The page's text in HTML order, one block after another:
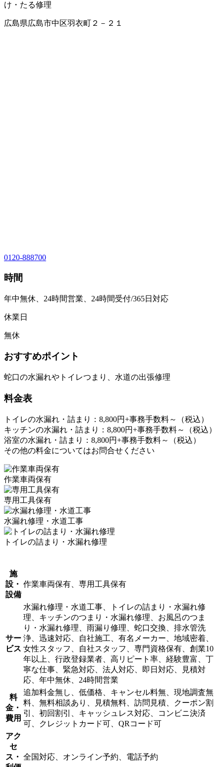
け・たる修理
広島県広島市中区羽衣町２－２１
0120-888700
時間
年中無休、24時間営業、24時間受付/365日対応
休業日
無休
おすすめポイント
蛇口の水漏れやトイレつまり、水道の出張修理
料金表
トイレの水漏れ・詰まり：8,800円+事務手数料～（税込）
キッチンの水漏れ・詰まり：8,800円+事務手数料～（税込）
浴室の水漏れ・詰まり：8,800円+事務手数料～（税込）
その他の料金についてはお問合せください
作業車両保有
専用工具保有
水漏れ修理・水道工事
トイレの詰まり・水漏れ修理
施
設・
設備
作業車両保有、専用工具保有
サー
ビス
水漏れ修理・水道工事、トイレの詰まり・水漏れ修
理、キッチンのつまり・水漏れ修理、お風呂のつま
り・水漏れ修理、雨漏り修理、蛇口交換、排水管洗
浄、迅速対応、自社施工、有名メーカー、地域密着、
女性スタッフ、自社スタッフ、専門資格保有、創業10
年以上、行政登録業者、高リピート率、経験豊富、丁
寧な仕事、緊急対応、法人対応、即日対応、見積対
応、年中無休、24時間営業
料
金・
費用
追加料金無し、低価格、キャンセル料無、現地調査無
料、無料相談あり、見積無料、訪問見積、クーポン割
引、初回割引、キャッシュレス対応、コンビニ決済
可、クレジットカード可、QRコード可
アク
セ
ス・ 全国対応、オンライン予約、電話予約